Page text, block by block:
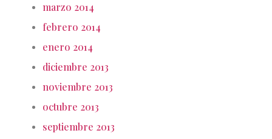
marzo 2014
febrero 2014
enero 2014
diciembre 2013
noviembre 2013
octubre 2013
septiembre 2013